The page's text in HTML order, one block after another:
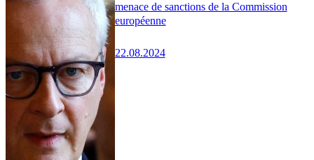
menace de sanctions de la Commission
européenne
22.08.2024